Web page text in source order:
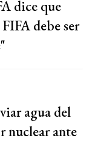
dice que
debe ser
agua del
nuclear ante